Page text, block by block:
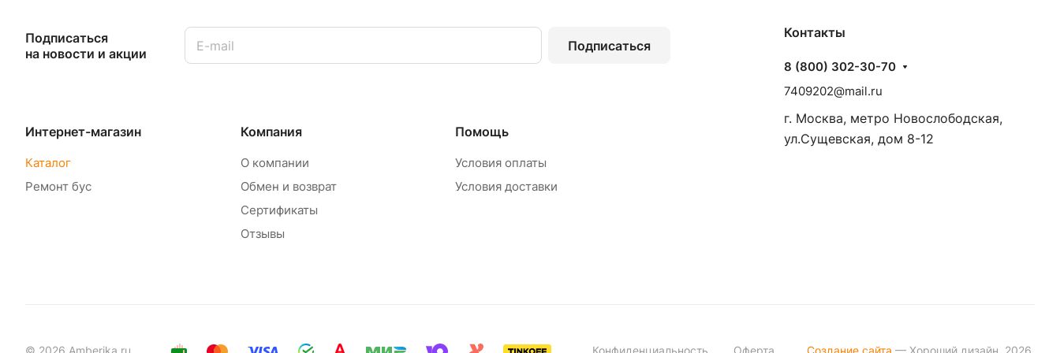
Подписаться
на новости и акции
Подписаться
Интернет-магазин
Каталог
Ремонт бус
Компания
О компании
Обмен и возврат
Сертификаты
Отзывы
Помощь
Условия оплаты
Условия доставки
Контакты
8 (800) 302-30-70
7409202@mail.ru
г. Москва, метро Новослободская,
ул.Сущевская, дом 8-12
© 2026 Amberika.ru Конфиденциальность Оферта Создание сайта — Хороший дизайн, 2026.